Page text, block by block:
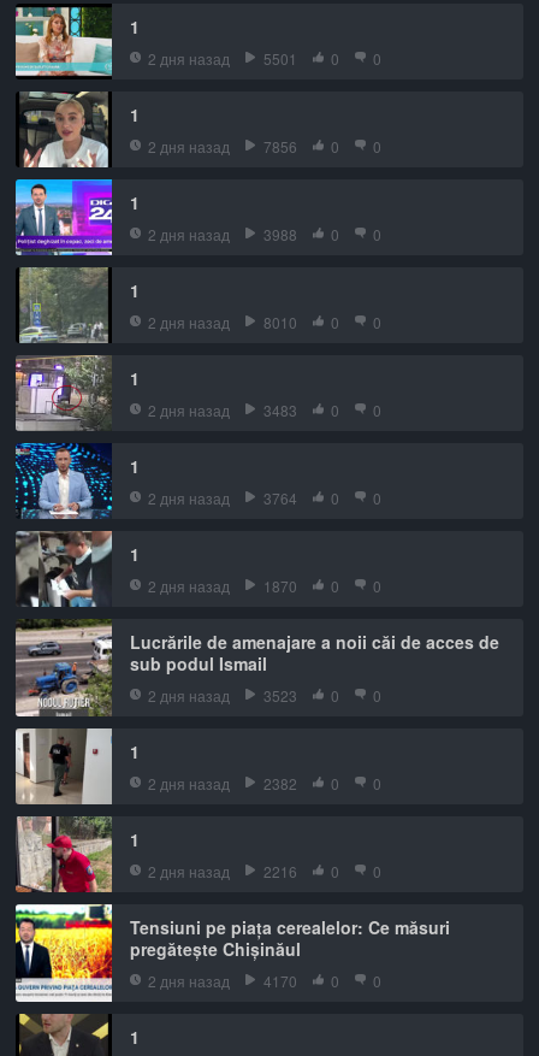
1
2 дня назад 5501 0 0
1
2 дня назад 7856 0 0
1
2 дня назад 3988 0 0
1
2 дня назад 8010 0 0
1
2 дня назад 3483 0 0
1
2 дня назад 3764 0 0
1
2 дня назад 1870 0 0
Lucrările de amenajare a noii căi de acces de
sub podul Ismail
2 дня назад 3523 0 0
1
2 дня назад 2382 0 0
1
2 дня назад 2216 0 0
Tensiuni pe piața cerealelor: Ce măsuri
pregătește Chișinăul
2 дня назад 4170 0 0
1